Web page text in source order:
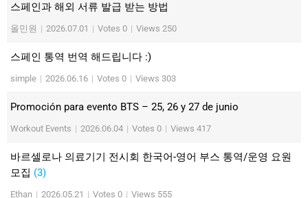
스페인과 해외 서류 발급 받는 방법
올민원 | 2026.07.01 | Votes 0 | Views 250
스페인 통역 번역 해드립니다 :)
simple | 2026.06.16 | Votes 0 | Views 303
Promoción para evento BTS – 25, 26 y 27 de junio
Workout Events | 2026.06.04 | Votes 0 | Views 417
바르셀로나 의료기기 전시회 한국어-영어 부스 통역/운영 요원
모집 (3)
Ethan | 2026.05.21 | Votes 0 | Views 555